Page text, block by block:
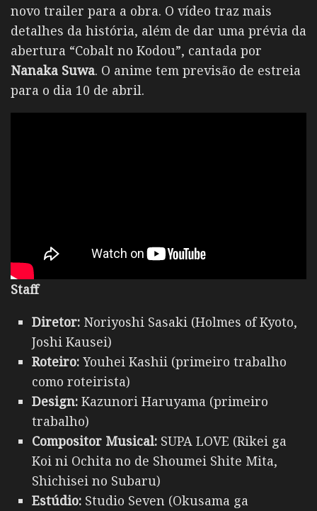
novo trailer para a obra. O vídeo traz mais
detalhes da história, além de dar uma prévia da
abertura “Cobalt no Kodou”, cantada por
Nanaka Suwa. O anime tem previsão de estreia
para o dia 10 de abril.
Staff
Diretor: Noriyoshi Sasaki (Holmes of Kyoto,
Joshi Kausei)
Roteiro: Youhei Kashii (primeiro trabalho
como roteirista)
Design: Kazunori Haruyama (primeiro
trabalho)
Compositor Musical: SUPA LOVE (Rikei ga
Koi ni Ochita no de Shoumei Shite Mita,
Shichisei no Subaru)
Estúdio: Studio Seven (Okusama ga